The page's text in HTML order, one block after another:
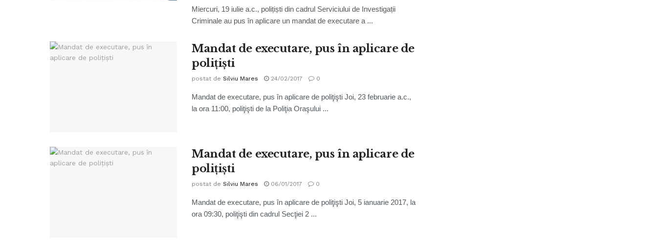
Miercuri, 19 iulie a.c., polițiști din cadrul Serviciului de Investigații
Criminale au pus în aplicare un mandat de executare a ...
Mandat de executare, pus în aplicare de
poliţişti
postat de Silviu Mares 24/02/2017 0
Mandat de executare, pus în aplicare de poliţişti Joi, 23 februarie a.c.,
la ora 11:00, poliţişti de la Poliţia Oraşului ...
Mandat de executare, pus în aplicare de
poliţişti
postat de Silviu Mares 06/01/2017 0
Mandat de executare, pus în aplicare de poliţişti Joi, 5 ianuarie 2017, la
ora 09:30, poliţişti din cadrul Secţiei 2 ...